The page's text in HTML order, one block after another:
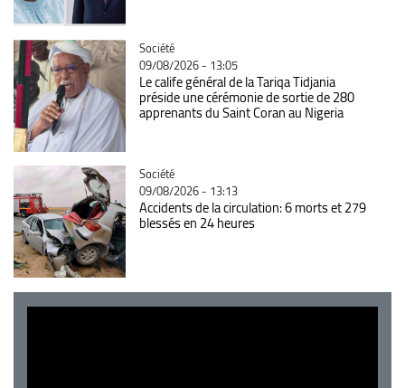
Catégorie
Société
09/08/2026 - 13:05
Le calife général de la Tariqa Tidjania
préside une cérémonie de sortie de 280
apprenants du Saint Coran au Nigeria
Catégorie
Société
09/08/2026 - 13:13
Accidents de la circulation: 6 morts et 279
blessés en 24 heures